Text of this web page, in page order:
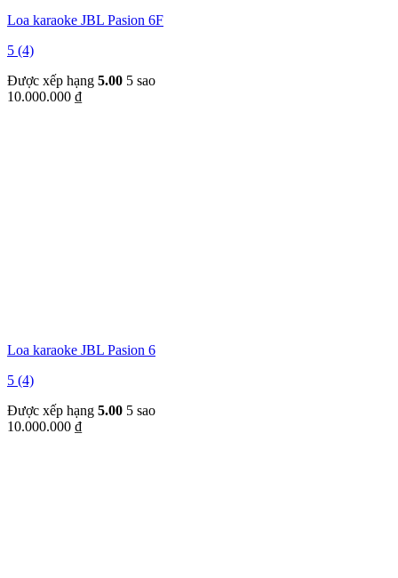
Loa karaoke JBL Pasion 6F
5 (4)
Được xếp hạng 5.00 5 sao
10.000.000 ₫
Loa karaoke JBL Pasion 6
5 (4)
Được xếp hạng 5.00 5 sao
10.000.000 ₫